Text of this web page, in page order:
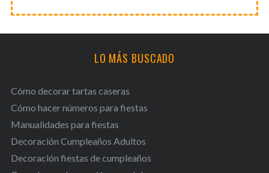
LO MÁS BUSCADO
Cómo decorar tartas caseras
Cómo hacer números para fiestas
Manualidades para fiestas
Decoración Cumpleaños Adultos
Decoración fiestas de cumpleaños